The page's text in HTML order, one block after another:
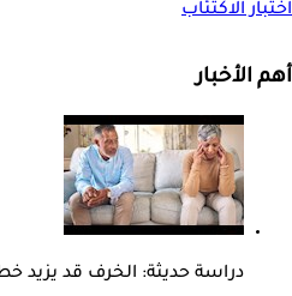
اختبار الاكتئاب
أهم الأخبار
دراسة حديثة: الخرف قد يزيد